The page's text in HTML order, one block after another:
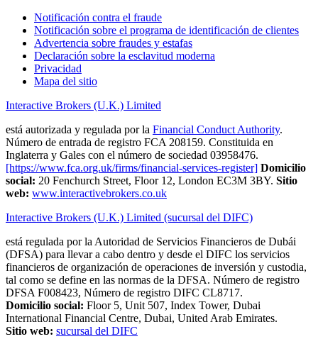
Notificación contra el fraude
Notificación sobre el programa de identificación de clientes
Advertencia sobre fraudes y estafas
Declaración sobre la esclavitud moderna
Privacidad
Mapa del sitio
Interactive Brokers (U.K.) Limited
está autorizada y regulada por la Financial Conduct Authority.
Número de entrada de registro FCA 208159. Constituida en
Inglaterra y Gales con el número de sociedad 03958476.
[https://www.fca.org.uk/firms/financial-services-register] Domicilio
social: 20 Fenchurch Street, Floor 12, London EC3M 3BY. Sitio
web: www.interactivebrokers.co.uk
Interactive Brokers (U.K.) Limited (sucursal del DIFC)
está regulada por la Autoridad de Servicios Financieros de Dubái
(DFSA) para llevar a cabo dentro y desde el DIFC los servicios
financieros de organización de operaciones de inversión y custodia,
tal como se define en las normas de la DFSA. Número de registro
DFSA F008423, Número de registro DIFC CL8717.
Domicilio social: Floor 5, Unit 507, Index Tower, Dubai
International Financial Centre, Dubai, United Arab Emirates.
Sitio web: sucursal del DIFC